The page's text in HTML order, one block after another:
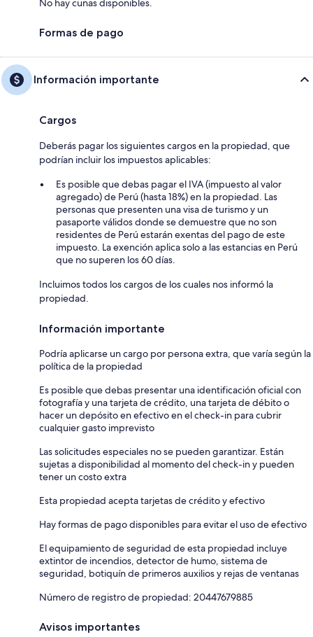
No hay cunas disponibles.
Formas de pago
Información importante
Cargos
Deberás pagar los siguientes cargos en la propiedad, que
podrían incluir los impuestos aplicables:
Es posible que debas pagar el IVA (impuesto al valor
agregado) de Perú (hasta 18%) en la propiedad. Las
personas que presenten una visa de turismo y un
pasaporte válidos donde se demuestre que no son
residentes de Perú estarán exentas del pago de este
impuesto. La exención aplica solo a las estancias en Perú
que no superen los 60 días.
Incluimos todos los cargos de los cuales nos informó la
propiedad.
Información importante
Podría aplicarse un cargo por persona extra, que varía según la
política de la propiedad
Es posible que debas presentar una identificación oficial con
fotografía y una tarjeta de crédito, una tarjeta de débito o
hacer un depósito en efectivo en el check-in para cubrir
cualquier gasto imprevisto
Las solicitudes especiales no se pueden garantizar. Están
sujetas a disponibilidad al momento del check-in y pueden
tener un costo extra
Esta propiedad acepta tarjetas de crédito y efectivo
Hay formas de pago disponibles para evitar el uso de efectivo
El equipamiento de seguridad de esta propiedad incluye
extintor de incendios, detector de humo, sistema de
seguridad, botiquín de primeros auxilios y rejas de ventanas
Número de registro de propiedad: 20447679885
Avisos importantes